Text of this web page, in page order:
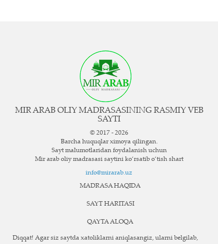
MIR ARAB OLIY MADRASASINING RASMIY VEB
SAYTI
© 2017 - 2026
Barcha huquqlar ximoya qilingan.
Sayt ma`lumotlaridan foydalanish uchun
Mir arab oliy madrasasi saytini ko‘rsatib o‘tish shart
info@mirarab.uz
MADRASA HAQIDA
SAYT HARITASI
QAYTA ALOQA
Diqqat! Agar siz saytda xatoliklarni aniqlasangiz, ularni belgilab,